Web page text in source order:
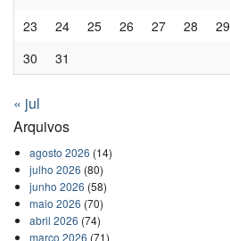
23
24 25 26 27 28
29
30
31
« jul
Arquivos
agosto 2026 (14)
julho 2026 (80)
junho 2026 (58)
maio 2026 (70)
abril 2026 (74)
março 2026 (71)